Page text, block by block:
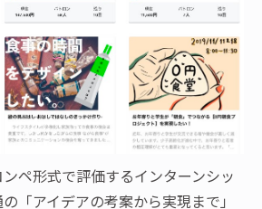
ペ形式で評価するインターンシッ
「アイデアの考案から実現まで」